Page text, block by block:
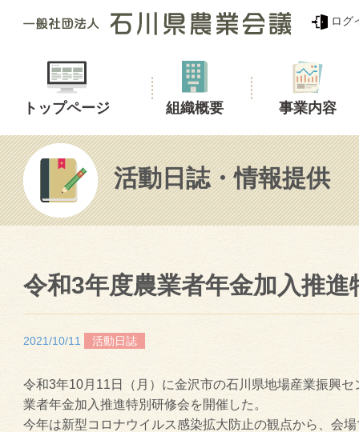
ログ
トップページ 組織概要 事業内容
活動日誌・情報提供
令和3年度農業者年金加入推進
2021/10/11 活動日誌
令和3年10月11日（月）に金沢市の石川県地場産業振興
業者年金加入推進特別研修会を開催した。
今年は新型コロナウイルス感染拡大防止の観点から、会